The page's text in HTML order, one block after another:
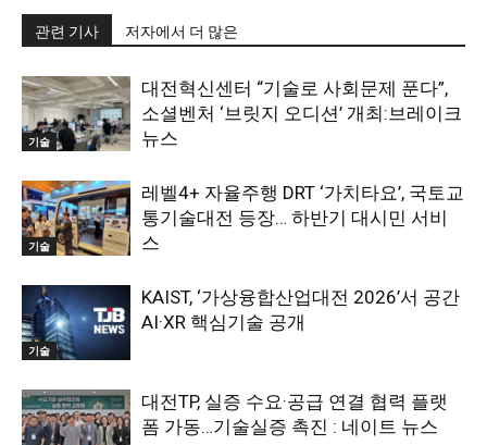
관련 기사 저자에서 더 많은
기술
대전혁신센터 “기술로 사회문제 푼다”,
소셜벤처 ‘브릿지 오디션’ 개최:브레이크
뉴스
기술
레벨4+ 자율주행 DRT ‘가치타요’, 국토교
통기술대전 등장… 하반기 대시민 서비
스
기술
KAIST, ‘가상융합산업대전 2026’서 공간
AI·XR 핵심기술 공개
대전TP, 실증 수요·공급 연결 협력 플랫
폼 가동…기술실증 촉진 : 네이트 뉴스